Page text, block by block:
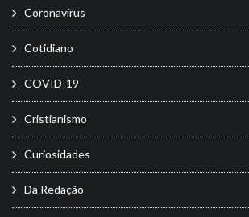
Coronavírus
Cotidiano
COVID-19
Cristianismo
Curiosidades
Da Redação